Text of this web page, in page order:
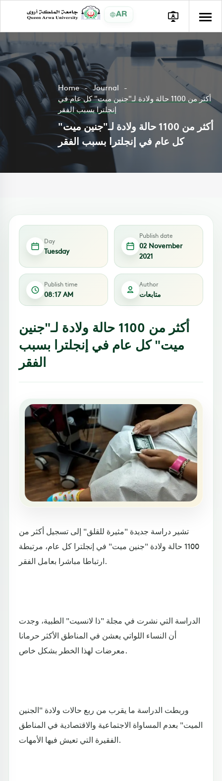
AR
Home
Journal
أكثر من 1100 حالة ولادة لـ"جنين ميت" كل عام في
إنجلترا بسبب الفقر
أكثر من 1100 حالة ولادة لـ"جنين ميت"
كل عام في إنجلترا بسبب الفقر
Day
Tuesday
Publish date
02 November
2021
Publish time
08:17 AM
Author
متابعات
أكثر من 1100 حالة ولادة لـ"جنين
ميت" كل عام في إنجلترا بسبب
الفقر
تشير دراسة جديدة "مثيرة للقلق" إلى تسجيل أكثر من
1100 حالة ولادة "جنين ميت" في إنجلترا كل عام، مرتبطة
ارتباطا مباشرا بعامل الفقر.
الدراسة التي نشرت في مجلة "ذا لانسيت" الطبية، وجدت
أن النساء اللواتي يعشن في المناطق الأكثر حرمانا
معرضات لهذا الخطر بشكل خاص.
وربطت الدراسة ما يقرب من ربع حالات ولادة "الجنين
الميت" بعدم المساواة الاجتماعية والاقتصادية في المناطق
الفقيرة التي تعيش فيها الأمهات.